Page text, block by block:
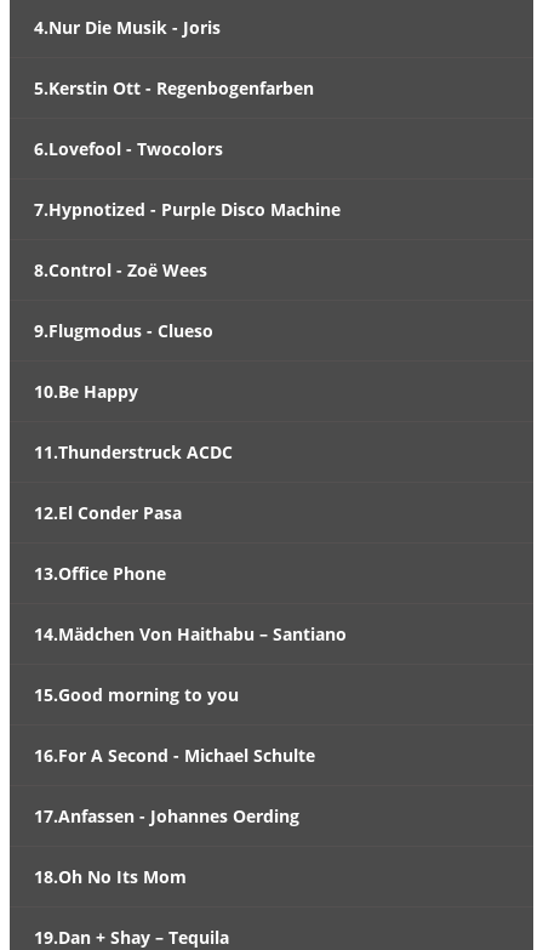
4.Nur Die Musik - Joris
5.Kerstin Ott - Regenbogenfarben
6.Lovefool - Twocolors
7.Hypnotized - Purple Disco Machine
8.Control - Zoë Wees
9.Flugmodus - Clueso
10.Be Happy
11.Thunderstruck ACDC
12.El Conder Pasa
13.Office Phone
14.Mädchen Von Haithabu – Santiano
15.Good morning to you
16.For A Second - Michael Schulte
17.Anfassen - Johannes Oerding
18.Oh No Its Mom
19.Dan + Shay – Tequila